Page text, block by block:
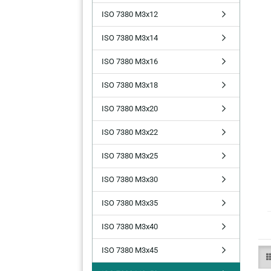
ISO 7380 M3x12
ISO 7380 M3x14
ISO 7380 M3x16
ISO 7380 M3x18
ISO 7380 M3x20
ISO 7380 M3x22
ISO 7380 M3x25
ISO 7380 M3x30
ISO 7380 M3x35
ISO 7380 M3x40
ISO 7380 M3x45